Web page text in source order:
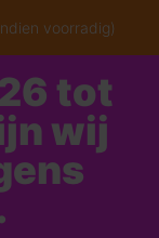
voorradig)
tot
wij